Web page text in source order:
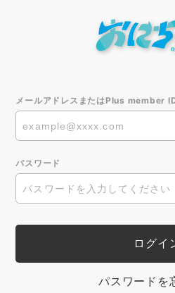
メールアドレスまたはPlus member
パスワード
パスワードを